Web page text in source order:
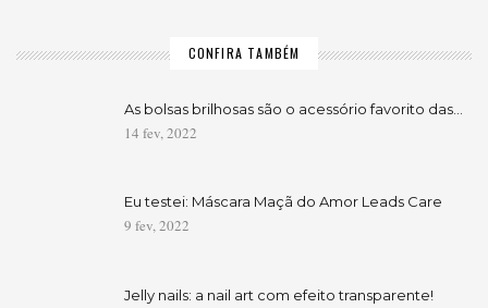
CONFIRA TAMBÉM
As bolsas brilhosas são o acessório favorito das…
14 fev, 2022
Eu testei: Máscara Maçã do Amor Leads Care
9 fev, 2022
Jelly nails: a nail art com efeito transparente!